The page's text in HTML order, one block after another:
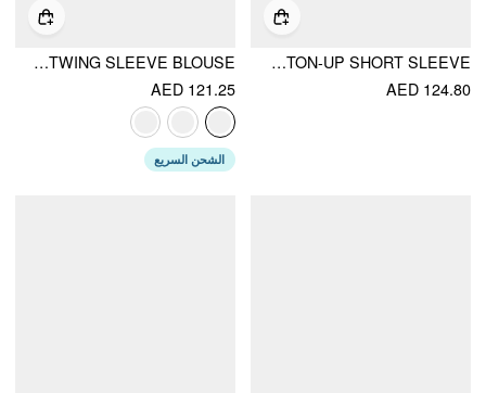
EMBROIDERED DOG CABLE KNIT BUTTON-UP SHORT SLEEVE
AED 124.80
CHIFFON POLKA DOT RUCHED CINCHED WAIST BATWING SLEEVE BLOUSE
AED 121.25
الشحن السريع